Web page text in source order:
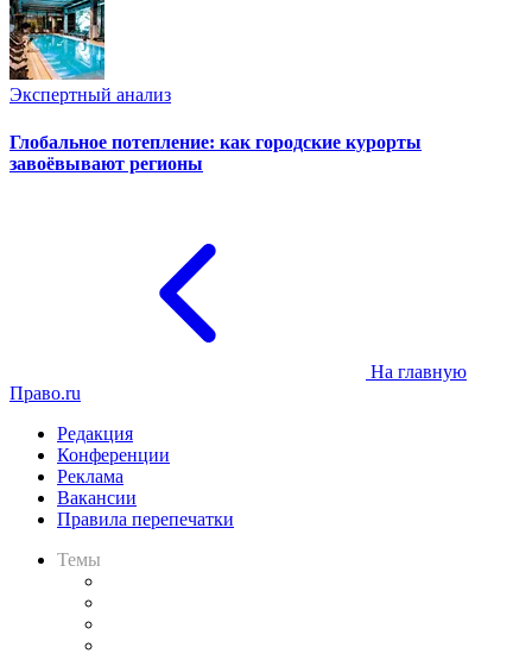
Экспертный анализ
Глобальное потепление: как городские курорты
завоёвывают регионы
На главную
Право.ru
Редакция
Конференции
Реклама
Вакансии
Правила перепечатки
Темы